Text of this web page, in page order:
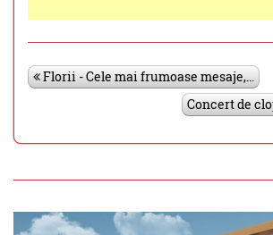
Florii - Cele mai frumoase mesaje,...
Concert de